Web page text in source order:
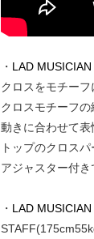
・ LAD
クロスをモチーフ
クロスモチーフの
動きに合わせて表
トップのクロス
アジャスター付き
・ LAD